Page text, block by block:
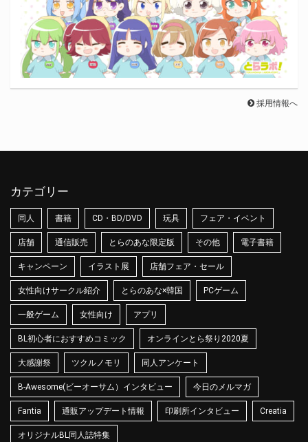
採用情報へ
カテゴリー
同人 書籍 CD・BD/DVD 玩具 フェア・イベント
店舗 通信販売 とらのあな限定版 その他 電子書籍
キャンペーン イラスト展 店舗フェア・セール
女性向けサークル紹介 とらのあな×韓国 PCゲーム
一般ゲーム 女性向け アプリ
BL初心者におすすめコミック オンラインとら祭り2020夏
大感謝祭 ツクルノモリ 同人アンケート
B-Awesome(ビーオーサム）インタビュー 今日のメルマガ
Fantia 通販アップデート情報 印刷所インタビュー Creatia
オリジナルBL同人誌特集